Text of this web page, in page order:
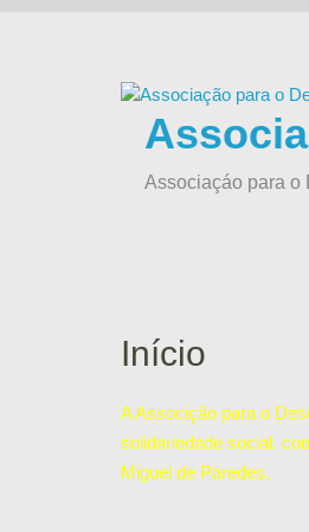
Associaçáo para o
Início
A Associção para o
solidariedade social,
Miguel de Paredes.